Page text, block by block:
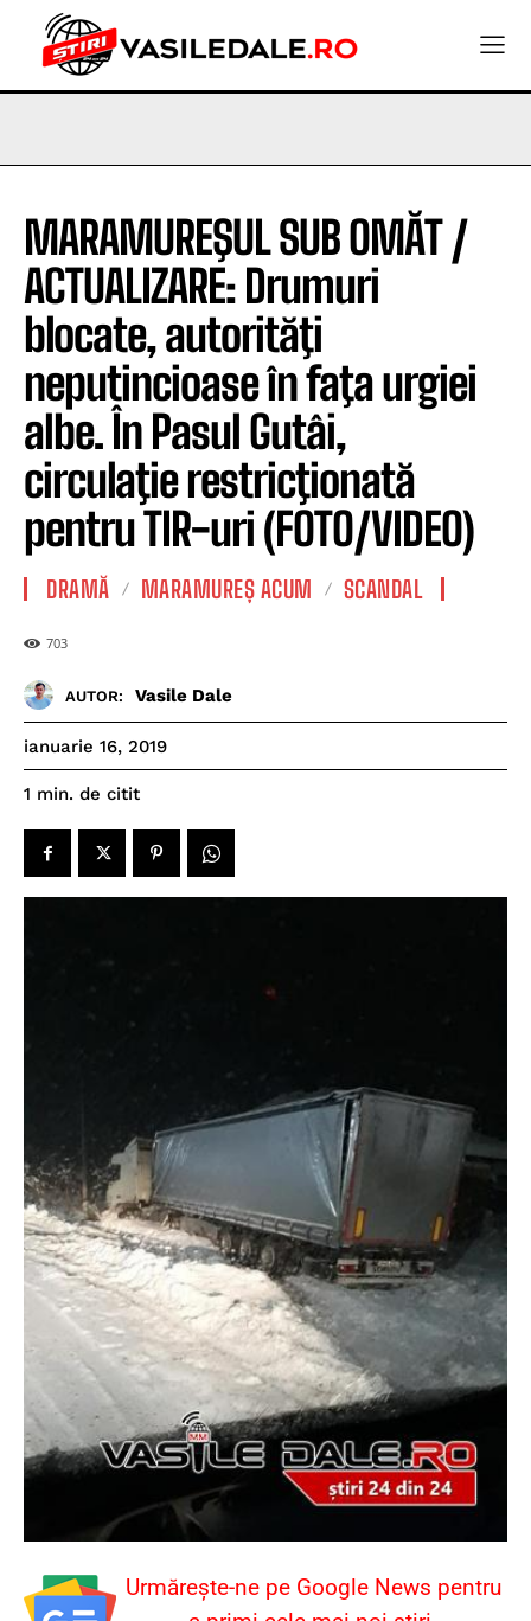
MARAMUREŞUL SUB OMĂT /
ACTUALIZARE: Drumuri
blocate, autorităţi
neputincioase în faţa urgiei
albe. În Pasul Gutâi,
circulaţie restricţionată
pentru TIR-uri (FOTO/VIDEO)
DRAMĂ MARAMUREȘ ACUM SCANDAL
703
AUTOR: Vasile Dale
ianuarie 16, 2019
1 min. de citit
Urmărește-ne pe Google News pentru